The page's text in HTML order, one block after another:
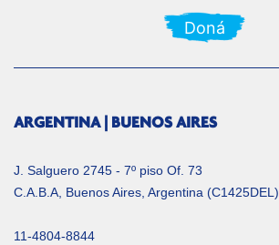
Doná
ARGENTINA | BUENOS AIRES
J. Salguero 2745 - 7º piso Of. 73
C.A.B.A, Buenos Aires, Argentina (C1425DEL)
11-4804-8844